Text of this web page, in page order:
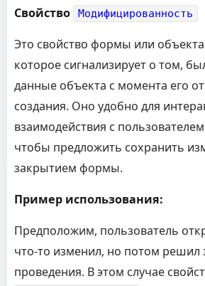
Свойство
Модифицированность
Это свойство формы или
которое сигнализирует о том,
данные объекта с момента его
создания. Оно удобно для
взаимодействия с
чтобы предложить сохранить
закрытием формы.
Пример использования:
Предположим, пользователь
что-то изменил, но потом решил
проведения. В этом случае